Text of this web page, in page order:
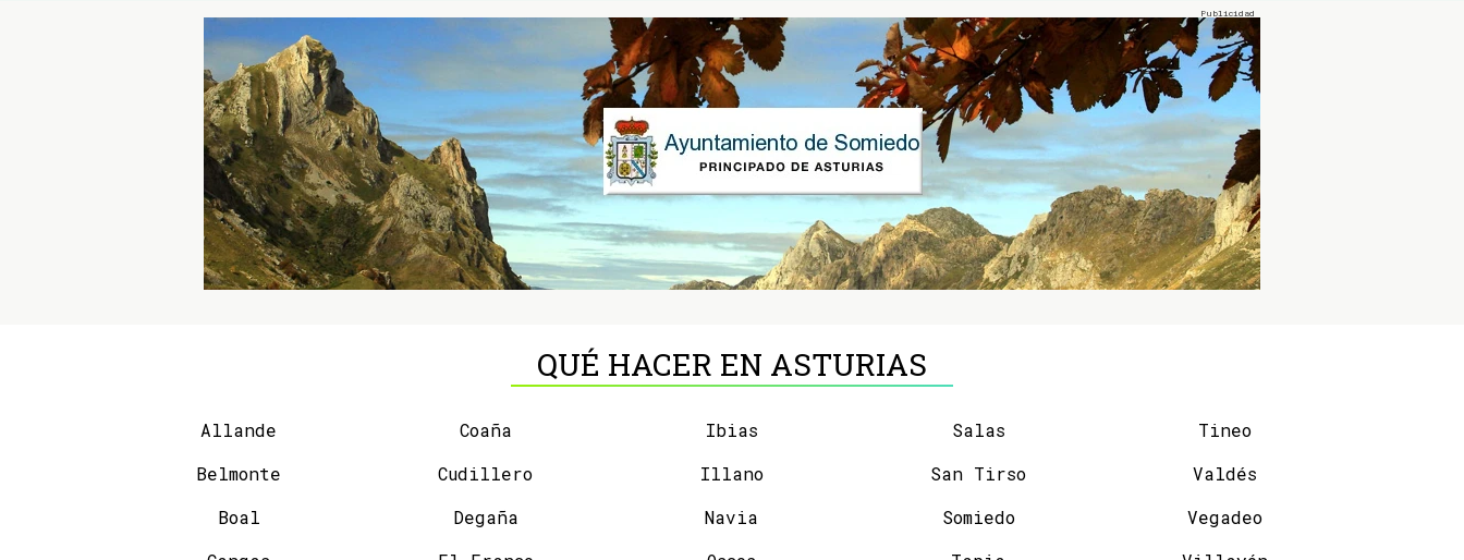
QUÉ HACER EN ASTURIAS
Allande
Belmonte
Boal
Coaña
Cudillero
Degaña
Ibias
Illano
Navia
Salas
San Tirso
Somiedo
Tineo
Valdés
Vegadeo